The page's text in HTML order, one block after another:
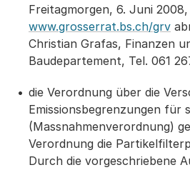
Freitagmorgen, 6. Juni
www.grosserrat.bs.ch/grv
Christian Grafas, Finanzen
Baudepartement, Tel. 061
die Verordnung über die
Emissionsbegrenzungen für
(Massnahmenverordnung)
Verordnung die
Durch die vorgeschriebene